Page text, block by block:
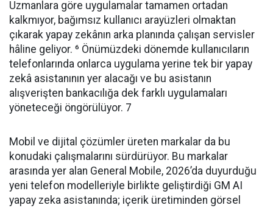
Uzmanlara göre uygulamalar tamamen ortadan
kalkmıyor, bağımsız kullanıcı arayüzleri olmaktan
çıkarak yapay zekânın arka planında çalışan servisler
hâline geliyor. ⁶ Önümüzdeki dönemde kullanıcıların
telefonlarında onlarca uygulama yerine tek bir yapay
zekâ asistanının yer alacağı ve bu asistanın
alışverişten bankacılığa dek farklı uygulamaları
yöneteceği öngörülüyor. 7
Mobil ve dijital çözümler üreten markalar da bu
konudaki çalışmalarını sürdürüyor. Bu markalar
arasında yer alan General Mobile, 2026’da duyurduğu
yeni telefon modelleriyle birlikte geliştirdiği GM AI
yapay zeka asistanında; içerik üretiminden görsel